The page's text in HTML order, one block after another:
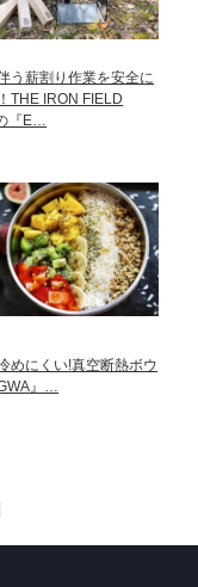
う薪割り作業を安全に
THE IRON FIELD
『E…
めにくい!真空断熱ボウ
』…